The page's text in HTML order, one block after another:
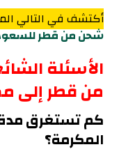
أكتشف في التالي
شحن من قطر
من قطر إلى
كم تستغرق مدة
المكرمة؟